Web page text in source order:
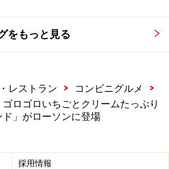
の新作「ポケモン フラッペ」
をもっと見る
レストラン > コンビニグルメ
>
ロゴロいちごとクリームたっぷり
」がローソンに登場
採用情報